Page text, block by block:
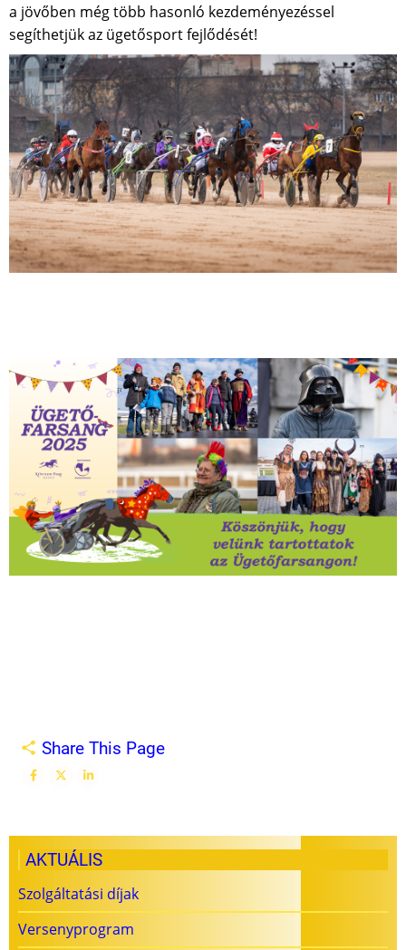
a jövőben még több hasonló kezdeményezéssel
segíthetjük az ügetősport fejlődését!
Share This Page
AKTUÁLIS
Szolgáltatási díjak
Versenyprogram